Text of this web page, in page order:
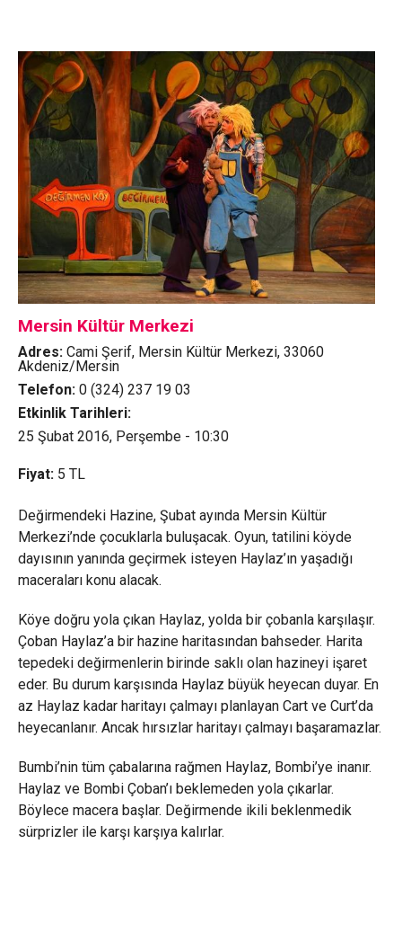
Mersin Kültür Merkezi
Adres: Cami Şerif, Mersin Kültür Merkezi, 33060
Akdeniz/Mersin
Telefon: 0 (324) 237 19 03
Etkinlik Tarihleri:
25 Şubat 2016, Perşembe - 10:30
Fiyat: 5 TL
Değirmendeki Hazine, Şubat ayında Mersin Kültür
Merkezi’nde çocuklarla buluşacak. Oyun, tatilini köyde
dayısının yanında geçirmek isteyen Haylaz’ın yaşadığı
maceraları konu alacak.
Köye doğru yola çıkan Haylaz, yolda bir çobanla karşılaşır.
Çoban Haylaz’a bir hazine haritasından bahseder. Harita
tepedeki değirmenlerin birinde saklı olan hazineyi işaret
eder. Bu durum karşısında Haylaz büyük heyecan duyar. En
az Haylaz kadar haritayı çalmayı planlayan Cart ve Curt’da
heyecanlanır. Ancak hırsızlar haritayı çalmayı başaramazlar.
Bumbi’nin tüm çabalarına rağmen Haylaz, Bombi’ye inanır.
Haylaz ve Bombi Çoban’ı beklemeden yola çıkarlar.
Böylece macera başlar. Değirmende ikili beklenmedik
sürprizler ile karşı karşıya kalırlar.